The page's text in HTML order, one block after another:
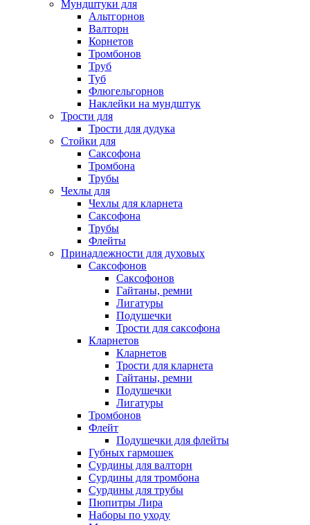
Мундштуки для
Альтгорнов
Валторн
Корнетов
Тромбонов
Труб
Туб
Флюгельгорнов
Наклейки на мундштук
Трости для
Трости для дудука
Стойки для
Саксофона
Тромбона
Трубы
Чехлы для
Чехлы для кларнета
Саксофона
Трубы
Флейты
Принадлежности для духовых
Саксофонов
Саксофонов
Гайтаны, ремни
Лигатуры
Подушечки
Трости для саксофона
Кларнетов
Кларнетов
Трости для кларнета
Гайтаны, ремни
Подушечки
Лигатуры
Тромбонов
Флейт
Подушечки для флейты
Губных гармошек
Сурдины для валторн
Сурдины для тромбона
Сурдины для трубы
Пюпитры Лира
Наборы по уходу